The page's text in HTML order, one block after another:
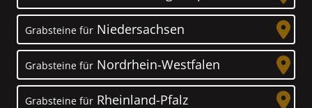
Grabsteine für Niedersachsen
Grabsteine für Nordrhein-Westfalen
Grabsteine für Rheinland-Pfalz